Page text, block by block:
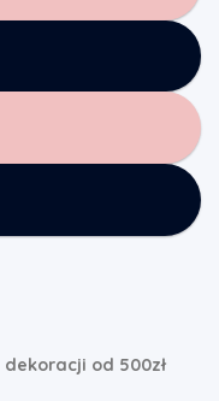
od 500zł